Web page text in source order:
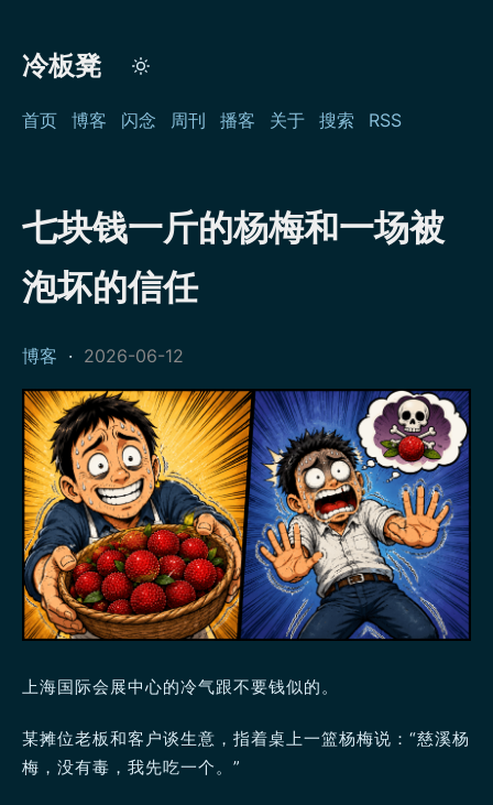
冷板凳
首页 博客 闪念 周刊 播客 关于 搜索 RSS
七块钱一斤的杨梅和一场被
泡坏的信任
博客 · 2026-06-12
上海国际会展中心的冷气跟不要钱似的。
某摊位老板和客户谈生意，指着桌上一篮杨梅说：“慈溪杨
梅，没有毒，我先吃一个。”